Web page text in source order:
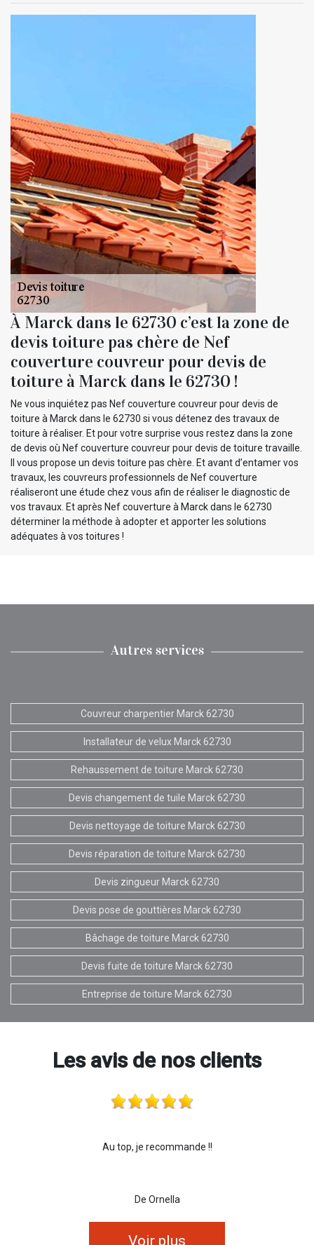
À Marck dans le 62730 c’est la zone de
devis toiture pas chère de Nef
couverture couvreur pour devis de
toiture à Marck dans le 62730 !
Ne vous inquiétez pas Nef couverture couvreur pour devis de
toiture à Marck dans le 62730 si vous détenez des travaux de
toiture à réaliser. Et pour votre surprise vous restez dans la zone
de devis où Nef couverture couvreur pour devis de toiture travaille.
Il vous propose un devis toiture pas chère. Et avant d’entamer vos
travaux, les couvreurs professionnels de Nef couverture
réaliseront une étude chez vous afin de réaliser le diagnostic de
vos travaux. Et après Nef couverture à Marck dans le 62730
déterminer la méthode à adopter et apporter les solutions
adéquates à vos toitures !
Autres services
Couvreur charpentier Marck 62730
Installateur de velux Marck 62730
Rehaussement de toiture Marck 62730
Devis changement de tuile Marck 62730
Devis nettoyage de toiture Marck 62730
Devis réparation de toiture Marck 62730
Devis zingueur Marck 62730
Devis pose de gouttières Marck 62730
Bâchage de toiture Marck 62730
Devis fuite de toiture Marck 62730
Entreprise de toiture Marck 62730
Les avis de nos clients
Au top, je recommande !!
De Ornella
Voir plus